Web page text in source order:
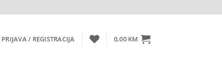
PRIJAVA / REGISTRACIJA 0,00 KM